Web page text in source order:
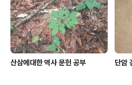
산삼에대한 역사 문헌 공부 단암